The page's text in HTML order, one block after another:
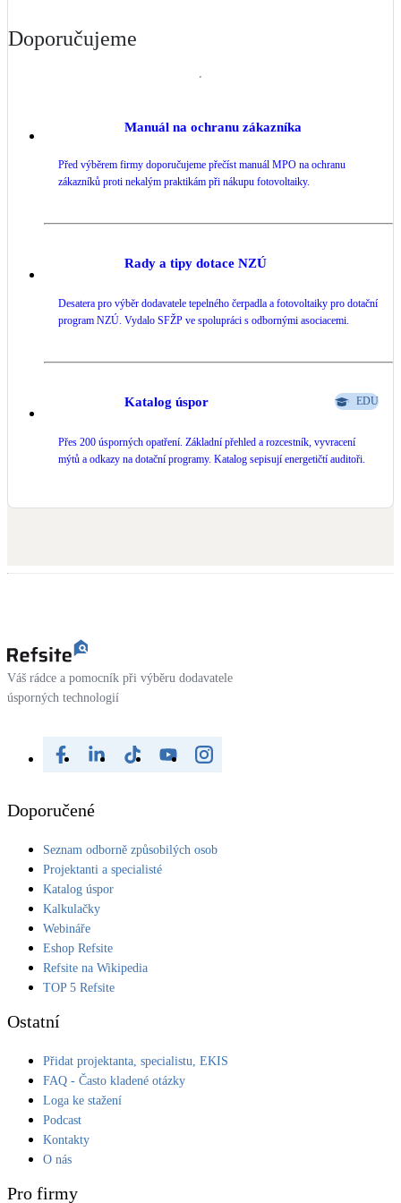
Doporučujeme
Manuál na ochranu zákazníka
Před výběrem firmy doporučujeme přečíst manuál MPO na ochranu
zákazníků proti nekalým praktikám při nákupu fotovoltaiky.
Rady a tipy dotace NZÚ
Desatera pro výběr dodavatele tepelného čerpadla a fotovoltaiky pro dotační
program NZÚ. Vydalo SFŽP ve spolupráci s odbornými asociacemi.
Katalog úspor EDU
Přes 200 úsporných opatření. Základní přehled a rozcestník, vyvracení
mýtů a odkazy na dotační programy. Katalog sepisují energetičtí auditoři.
Váš rádce a pomocník při výběru dodavatele
úsporných technologií
Doporučené
Seznam odborně způsobilých osob
Projektanti a specialisté
Katalog úspor
Kalkulačky
Webináře
Eshop Refsite
Refsite na Wikipedia
TOP 5 Refsite
Ostatní
Přidat projektanta, specialistu, EKIS
FAQ - Často kladené otázky
Loga ke stažení
Podcast
Kontakty
O nás
Pro firmy